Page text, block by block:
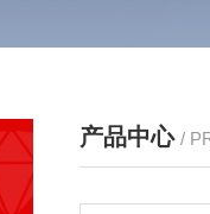
产品中心 /